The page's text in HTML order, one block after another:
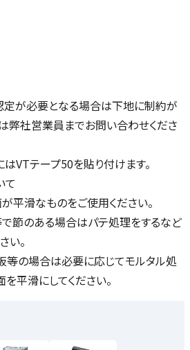
が必要となる場合は下地に制約が
弊社営業員までお問い合わせくださ
VTテープ50を貼り付けます。
て
平滑なものをご使用ください。
で節のある場合はパテ処理をするなど
い。
等の場合は必要に応じてモルタル処
平滑にしてください。